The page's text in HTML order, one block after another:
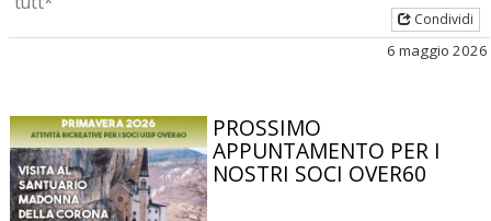
Condividi
6 maggio 2026
PROSSIMO
APPUNTAMENTO PER I
NOSTRI SOCI OVER60